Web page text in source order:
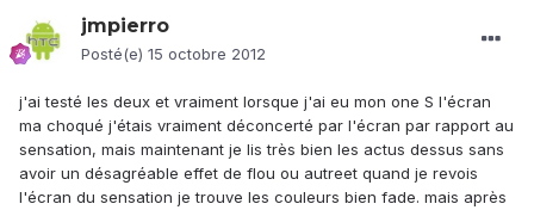
jmpierro
Posté(e) 15 octobre 2012
j'ai testé les deux et vraiment lorsque j'ai eu mon one S l'écran
ma choqué j'étais vraiment déconcerté par l'écran par rapport au
sensation, mais maintenant je lis très bien les actus dessus sans
avoir un désagréable effet de flou ou autreet quand je revois
l'écran du sensation je trouve les couleurs bien fade. mais après